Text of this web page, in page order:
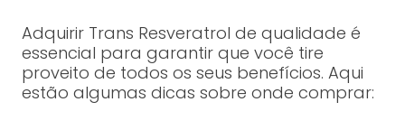
Adquirir Trans Resveratrol de qualidade é
essencial para garantir que você tire
proveito de todos os seus benefícios. Aqui
estão algumas dicas sobre onde comprar: